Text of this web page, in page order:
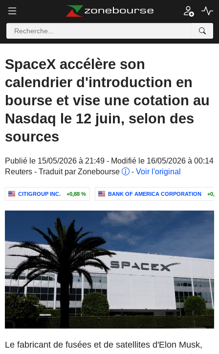
SpaceX accélère son
calendrier d'introduction en
bourse et vise une cotation au
Nasdaq le 12 juin, selon des
sources
Publié le 15/05/2026 à 21:49 - Modifié le 16/05/2026 à 00:14
Reuters - Traduit par Zonebourse
- Voir l'original
CITIGROUP INC. +0,88 % BANK OF AMERICA CORPORATION
Le fabricant de fusées et de satellites d'Elon Musk,